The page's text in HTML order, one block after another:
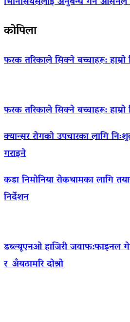
कोपिला
फरक तरिकाले सिक्ने बच्चाहरू:
फरक तरिकाले सिक्ने बच्चाहरू:
क्यान्सर रोगको उपचारका लागि
गराइने
कडा निमोनिया रोकथामका लागि
निर्देशन
डब्ल्यूएनओ हाजिरी जवाफ:फाइनल
र अँयठामरि दोश्रो